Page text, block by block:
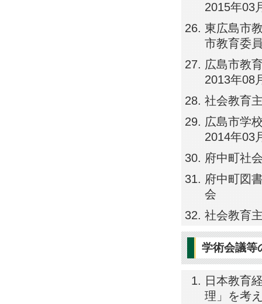
2015年03
東広島市
市教育委
広島市教
2013年08
社会教育
広島市学
2014年03
府中町社
府中町図
会
社会教育
学術会議等
日本教育
理」を考